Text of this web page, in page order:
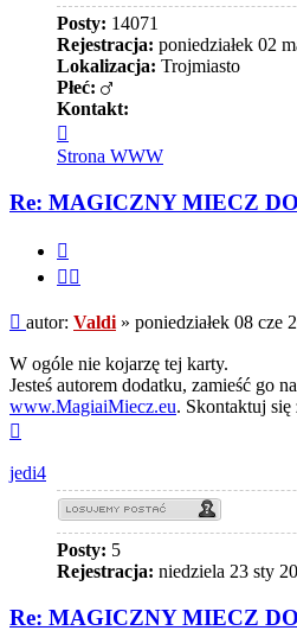
Posty: 14071
Rejestracja: poniedziałek 02
Lokalizacja: Trojmiasto
Płeć:
Kontakt:
się
z
Valdi
Strona WWW
Re: MAGICZNY MIECZ
Post
autor: Valdi » poniedziałek 08 cze
W ogóle nie kojarzę tej karty.
Jesteś autorem dodatku, zamieść go
www.MagiaiMiecz.eu. Skontaktuj się
jedi4
Posty: 5
Rejestracja: niedziela 23 sty
Re: MAGICZNY MIECZ